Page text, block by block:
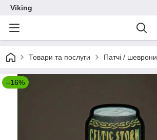
Viking
Товари та послуги Патчі / шеврони
–16%